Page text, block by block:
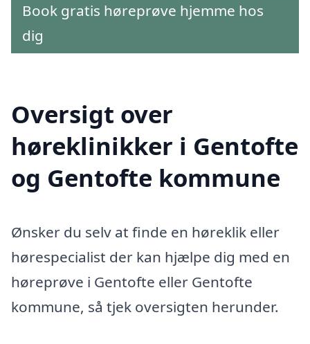
Book gratis høreprøve hjemme hos
dig
Oversigt over
høreklinikker i Gentofte
og Gentofte kommune
Ønsker du selv at finde en høreklik eller
hørespecialist der kan hjælpe dig med en
høreprøve i Gentofte eller Gentofte
kommune, så tjek oversigten herunder.